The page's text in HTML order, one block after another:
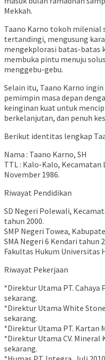
Mekkah.
Taano Karno tokoh milenial
tertandingi, mengusung
mengekplorasi batas-batas
membuka pintu menuju
menggebu-gebu.
Selain itu, Taano Karno
pemimpin masa depan
keinginan kuat untuk
berkelanjutan, dan penuh
Berikut identitas lengkap
Nama : Taano Karno, SH
TTL : Kalo-Kalo, Kecamatan
November 1986.
Riwayat Pendidikan
SD Negeri Polewali,
tahun 2000.
SMP Negeri Towea,
SMA Negeri 6 Kendari tahun
Fakultas Hukum Universitas
Riwayat Pekerjaan
*Direktur Utama PT. Cahaya
sekarang.
*Direktur Utama White
sekarang.
*Direktur Utama PT. Kartan
*Direktur Utama CV. Mineral
sekarang.